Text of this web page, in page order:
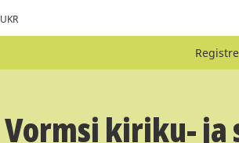
UKR
Vormsi kiriku- ja